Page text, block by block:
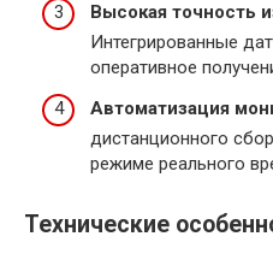
Высокая точность
Интегрированные
оперативное
Автоматизация
дистанционного
режиме реального
Технические